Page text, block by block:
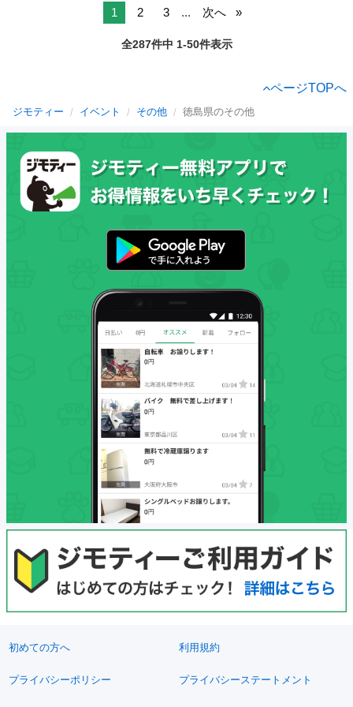
1 2 3 ... 次へ
全287件中 1-50件表示
ページTOPへ
ジモティー イベント その他 徳島県のその他
初めての方へ 利用規約
プライバシーポリシー プライバシーステートメント